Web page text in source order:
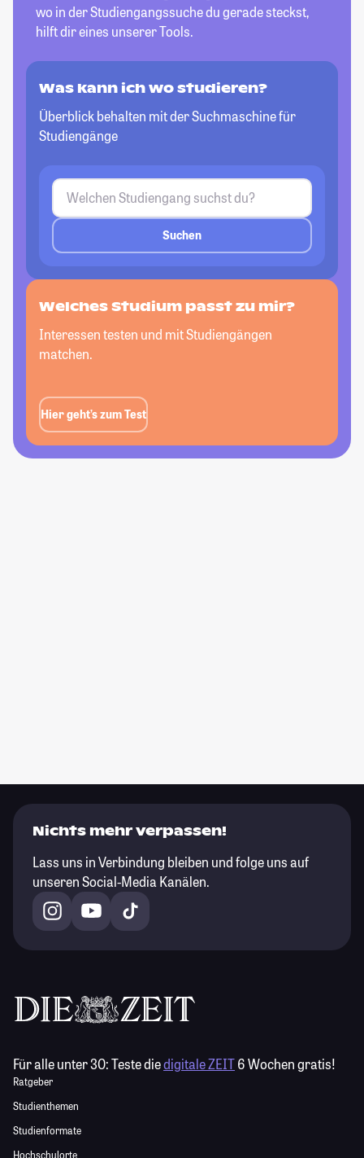
wo in der Studiengangssuche du gerade steckst,
hilft dir eines unserer Tools.
Was kann ich wo studieren?
Überblick behalten mit der Suchmaschine für
Studiengänge
Suchen
Welches Studium passt zu mir?
Interessen testen und mit Studiengängen
matchen.
Hier geht’s zum Test
Nichts mehr verpassen!
Lass uns in Verbindung bleiben und folge uns auf
unseren Social-Media Kanälen.
Für alle unter 30:Teste diedigitale ZEIT6 Wochen gratis!
Ratgeber
Studienthemen
Studienformate
Hochschulorte